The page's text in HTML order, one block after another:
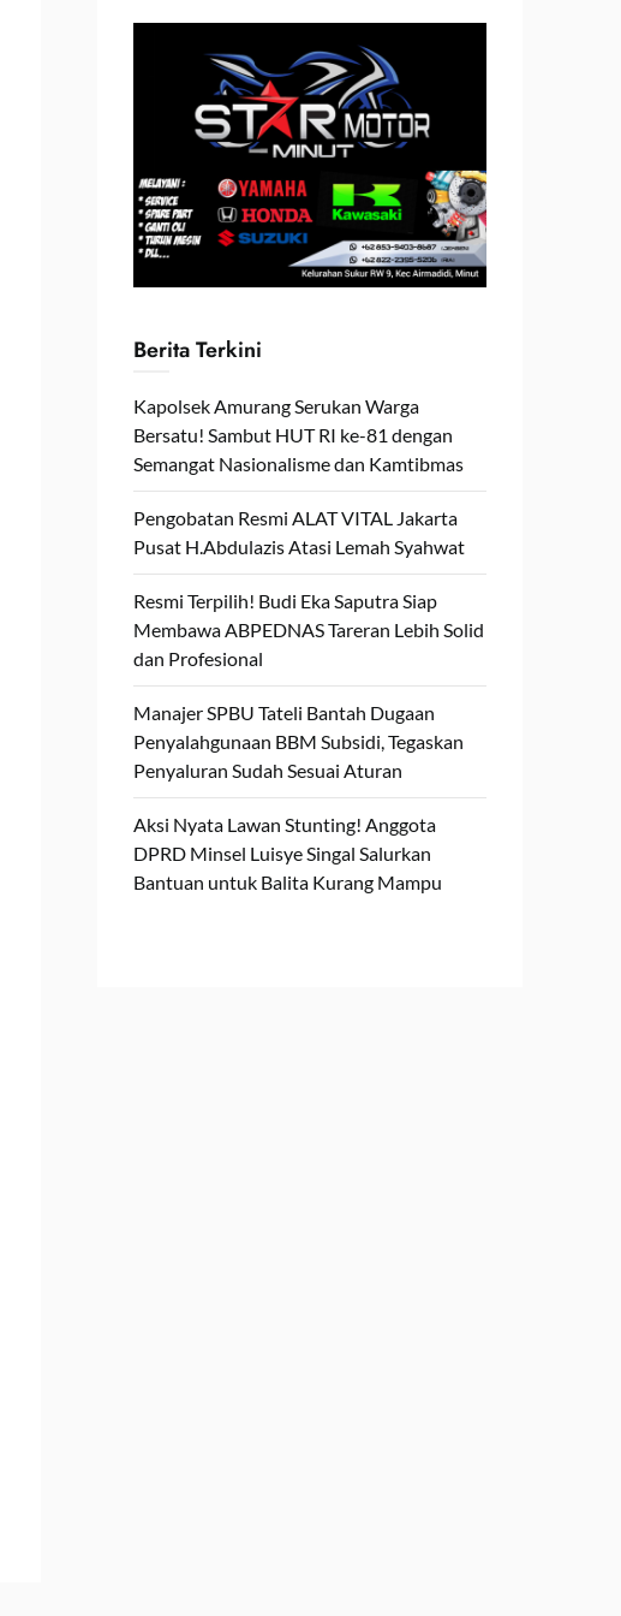
Berita Terkini
Kapolsek Amurang Serukan Warga
Bersatu! Sambut HUT RI ke-81 dengan
Semangat Nasionalisme dan Kamtibmas
Pengobatan Resmi ALAT VITAL Jakarta
Pusat H.Abdulazis Atasi Lemah Syahwat
Resmi Terpilih! Budi Eka Saputra Siap
Membawa ABPEDNAS Tareran Lebih Solid
dan Profesional
Manajer SPBU Tateli Bantah Dugaan
Penyalahgunaan BBM Subsidi, Tegaskan
Penyaluran Sudah Sesuai Aturan
Aksi Nyata Lawan Stunting! Anggota
DPRD Minsel Luisye Singal Salurkan
Bantuan untuk Balita Kurang Mampu